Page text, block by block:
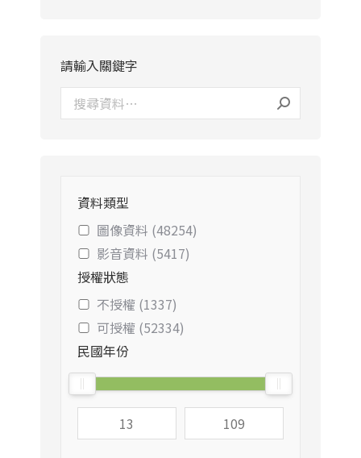
請輸入關鍵字
資料類型
圖像資料 (48254)
影音資料 (5417)
授權狀態
不授權 (1337)
可授權 (52334)
民國年份